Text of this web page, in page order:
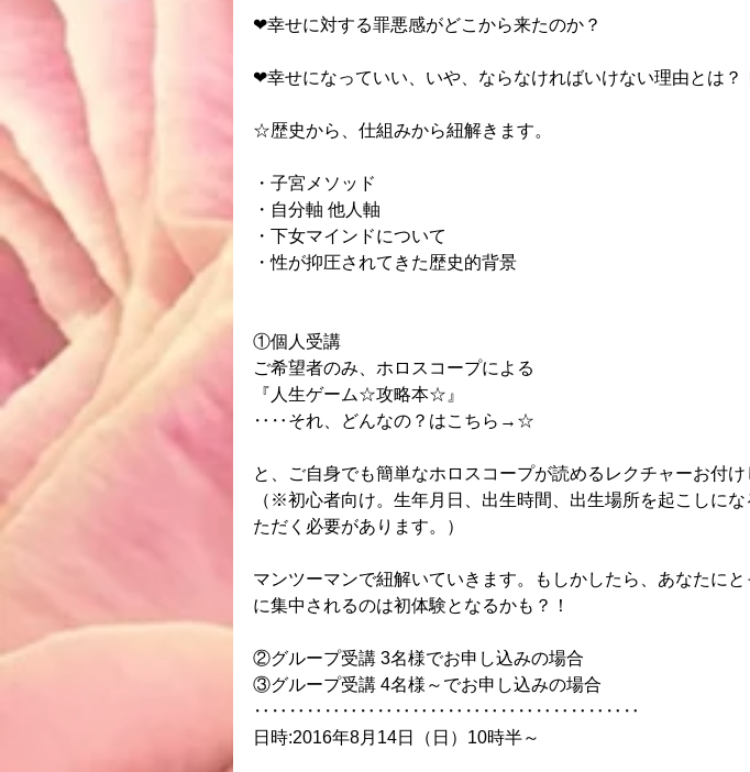
❤︎幸せに対する罪悪感がどこから来たのか？
❤︎幸せになっていい、いや、ならなければいけない理由とは？
☆歴史から、仕組みから紐解きます。
・子宮メソッド
・自分軸 他人軸
・下女マインドについて
・性が抑圧されてきた歴史的背景
①個人受講
ご希望者のみ、ホロスコープによる
『人生ゲーム☆攻略本☆』
‥‥それ、どんなの？はこちら→☆
と、ご自身でも簡単なホロスコープが読めるレクチャーお付け
（※初心者向け。生年月日、出生時間、出生場所を起こしに
ただく必要があります。）
マンツーマンで紐解いていきます。もしかしたら、あなたに
に集中されるのは初体験となるかも？！
②グループ受講 3名様でお申し込みの場合
③グループ受講 4名様～でお申し込みの場合
‥‥‥‥‥‥‥‥‥‥‥‥‥‥‥‥‥‥‥‥‥‥
日時:2016年8月14日（日）10時半～